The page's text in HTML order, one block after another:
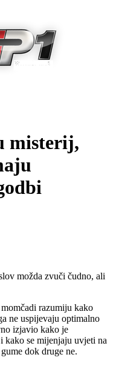
misterij,
možda zvuči čudno, ali
razumiju kako
ne uspijevaju optimalno
izjavio kako je
kako se mijenjaju uvjeti na
dok druge ne.